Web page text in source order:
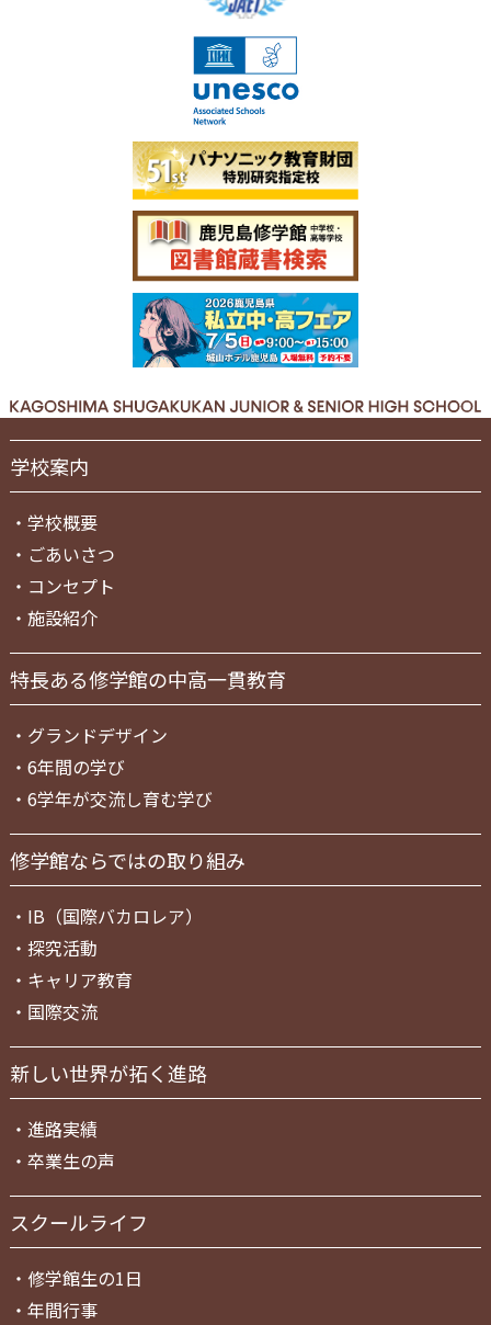
学校案内
・ 学校概要
・ ごあいさつ
・ コンセプト
・ 施設紹介
特長ある修学館の中高一貫教育
・ グランドデザイン
・ 6年間の学び
・ 6学年が交流し育む学び
修学館ならではの取り組み
・ IB（国際バカロレア）
・ 探究活動
・ キャリア教育
・ 国際交流
新しい世界が拓く進路
・ 進路実績
・ 卒業生の声
スクールライフ
・ 修学館生の1日
・ 年間行事